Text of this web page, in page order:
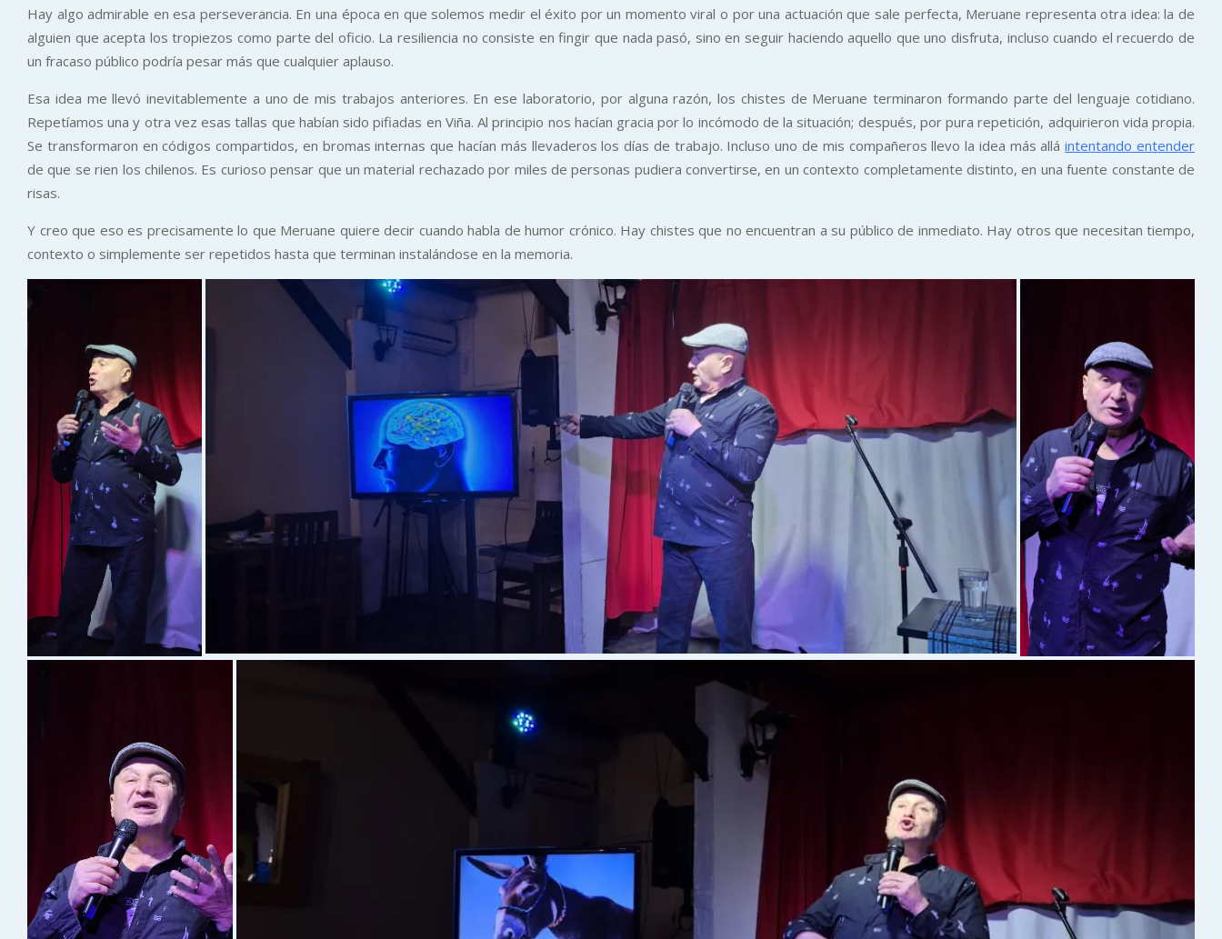
Hay algo admirable en esa perseverancia. En una época en que solemos medir el éxito por un momento viral o por una actuación que sale perfecta, Meruane representa otra idea: la de
alguien que acepta los tropiezos como parte del oficio. La resiliencia no consiste en fingir que nada pasó, sino en seguir haciendo aquello que uno disfruta, incluso cuando el recuerdo de
un fracaso público podría pesar más que cualquier aplauso.
Esa idea me llevó inevitablemente a uno de mis trabajos anteriores. En ese laboratorio, por alguna razón, los chistes de Meruane terminaron formando parte del lenguaje cotidiano.
Repetíamos una y otra vez esas tallas que habían sido pifiadas en Viña. Al principio nos hacían gracia por lo incómodo de la situación; después, por pura repetición, adquirieron vida propia.
Se transformaron en códigos compartidos, en bromas internas que hacían más llevaderos los días de trabajo. Incluso uno de mis compañeros llevo la idea más alláintentando entender
de que se rien los chilenos. Es curioso pensar que un material rechazado por miles de personas pudiera convertirse, en un contexto completamente distinto, en una fuente constante de
risas.
Y creo que eso es precisamente lo que Meruane quiere decir cuando habla de humor crónico. Hay chistes que no encuentran a su público de inmediato. Hay otros que necesitan tiempo,
contexto o simplemente ser repetidos hasta que terminan instalándose en la memoria.